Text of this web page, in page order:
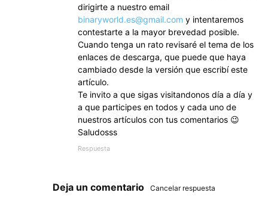
dirigirte a nuestro email
binaryworld.es@gmail.com y intentaremos
contestarte a la mayor brevedad posible.
Cuando tenga un rato revisaré el tema de los
enlaces de descarga, que puede que haya
cambiado desde la versión que escribí este
artículo.
Te invito a que sigas visitandonos día a día y
a que participes en todos y cada uno de
nuestros artículos con tus comentarios 😉
Saludosss
Respuesta
Deja un comentario Cancelar respuesta